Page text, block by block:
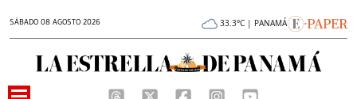
SÁBADO 08 AGOSTO 2026 33.3°C | PANAMÁ